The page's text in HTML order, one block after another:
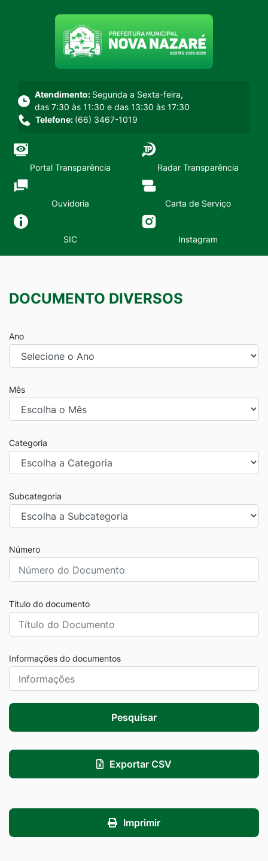
Seção do menu principal
Atendimento: Segunda a Sexta-feira,
das 7:30 às 11:30 e das 13:30 às 17:30
Telefone: (66) 3467-1019
Portal Transparência Radar Transparência
Ouvidoria Carta de Serviço
SIC Instagram
DOCUMENTO DIVERSOS
Ano
Mês
Categoria
Subcategoria
Número
Título do documento
Informações do documentos
Pesquisar
Exportar CSV
Imprimir